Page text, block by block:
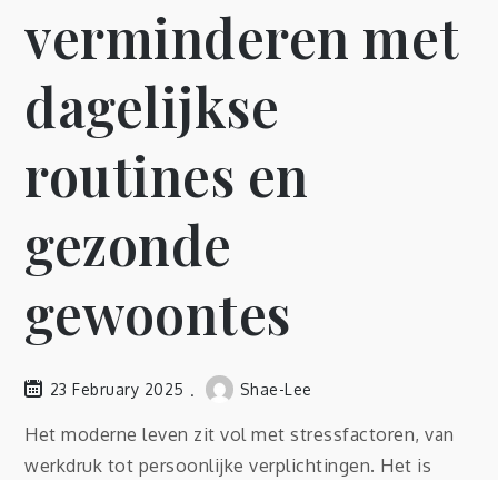
verminderen met
dagelijkse
routines en
gezonde
gewoontes
23 February 2025 Shae-Lee
Het moderne leven zit vol met stressfactoren, van
werkdruk tot persoonlijke verplichtingen. Het is